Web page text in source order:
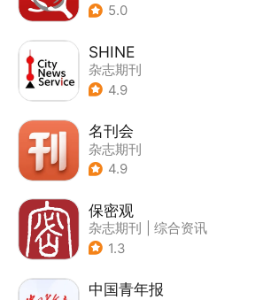
5.0
SHINE
杂志期刊
4.9
名刊会
杂志期刊
4.9
保密观
杂志期刊
综合资讯
1.3
中国青年报